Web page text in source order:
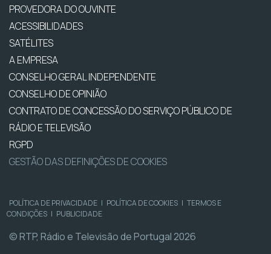
PROVEDORA DO OUVINTE
ACESSIBILIDADES
SATÉLITES
A EMPRESA
CONSELHO GERAL INDEPENDENTE
CONSELHO DE OPINIÃO
CONTRATO DE CONCESSÃO DO SERVIÇO PÚBLICO DE
RÁDIO E TELEVISÃO
RGPD
GESTÃO DAS DEFINIÇÕES DE COOKIES
POLÍTICA DE PRIVACIDADE | POLÍTICA DE COOKIES | TERMOS E
CONDIÇÕES | PUBLICIDADE
© RTP, Rádio e Televisão de Portugal 2026